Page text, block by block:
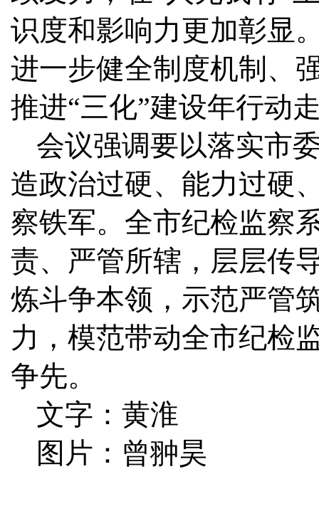
识度和影响力更加彰显
进一步健全制度机制、
推进“三化”建设年行动
会议强调要以落实市
造政治过硬、能力过硬
察铁军。全市纪检监察
责、严管所辖，层层传
炼斗争本领，示范严管
力，模范带动全市纪检
争先。
文字：黄淮
图片：曾翀昊